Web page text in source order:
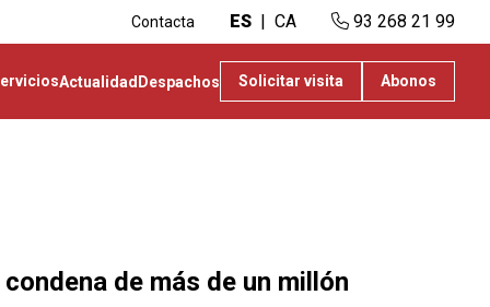
Contacta ES CA 93 268 21 99
Actualidad Despachos Solicitar visita Abonos
de más de un millón